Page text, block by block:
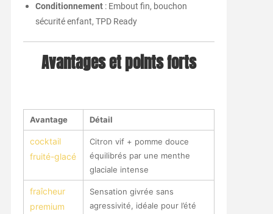
Conditionnement: Embout fin, bouchon
sécurité enfant, TPD Ready
Avantages et points forts
Avantage Détail
cocktail
fruité-glacé
Citron vif + pomme douce
équilibrés par une menthe
glaciale intense
fraîcheur
premium
Sensation givrée sans
agressivité, idéale pour l’été